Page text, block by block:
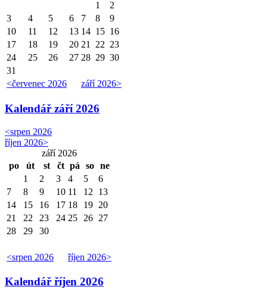
<červenec 2026 září 2026>
1
2
3
4 5 6 7 8
9
10
11 12 13 14 15 16
17
18 19 20 21 22 23
24
25 26 27 28 29 30
31
Kalendář září 2026
<srpen 2026
říjen 2026>
září 2026
po
út st čt pá so ne
<srpen 2026 říjen 2026>
1 2 3 4 5
6
7
8 9 10 11 12
13
14
15 16 17 18 19 20
21
22 23 24 25 26 27
28
29 30
Kalendář říjen 2026